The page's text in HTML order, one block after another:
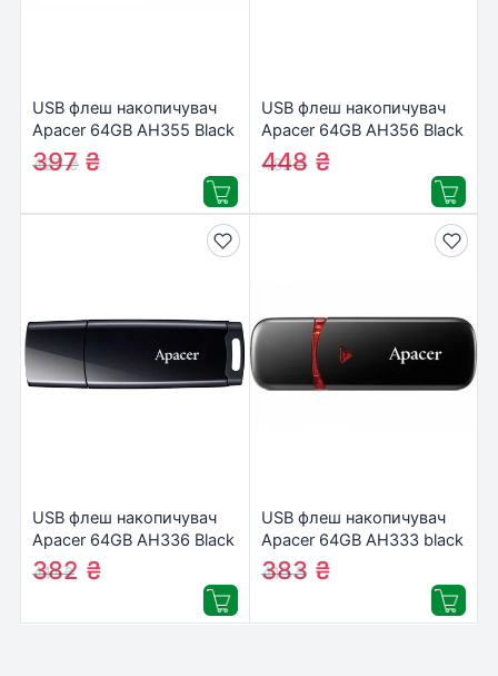
USB флеш накопичувач
Apacer 64GB AH355 Black
USB 3.0 (AP64GAH355B-
1)
427₴
397 ₴
USB флеш накопичувач
Apacer 64GB AH356 Black
USB 3.0 (AP64GAH356B-
1)
482₴
448 ₴
USB флеш накопичувач
Apacer 64GB AH336 Black
USB 2.0 (AP64GAH336B-
1)
411₴
382 ₴
USB флеш накопичувач
Apacer 64GB AH333 black
USB 2.0 (AP64GAH333B-
1)
412₴
383 ₴